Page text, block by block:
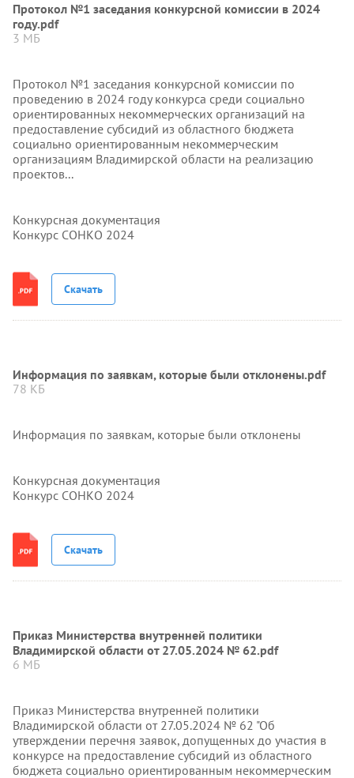
Протокол №1 заседания конкурсной комиссии в 2024
году.pdf
3 МБ
Протокол №1 заседания конкурсной комиссии по
проведению в 2024 году конкурса среди социально
ориентированных некоммерческих организаций на
предоставление субсидий из областного бюджета
социально ориентированным некоммерческим
организациям Владимирской области на реализацию
проектов...
Конкурсная документация
Конкурс СОНКО 2024
Скачать
Информация по заявкам, которые были отклонены.pdf
78 КБ
Информация по заявкам, которые были отклонены
Конкурсная документация
Конкурс СОНКО 2024
Скачать
Приказ Министерства внутренней политики
Владимирской области от 27.05.2024 № 62.pdf
6 МБ
Приказ Министерства внутренней политики
Владимирской области от 27.05.2024 № 62 "Об
утверждении перечня заявок, допущенных до участия в
конкурсе на предоставление субсидий из областного
бюджета социально ориентированным некоммерческим